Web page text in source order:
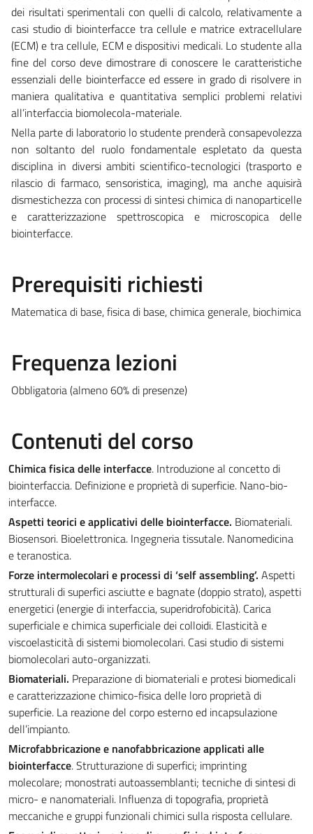
dei risultati sperimentali con quelli di calcolo, relativamente a
casi studio di biointerfacce tra cellule e matrice extracellulare
(ECM) e tra cellule, ECM e dispositivi medicali. Lo studente alla
fine del corso deve dimostrare di conoscere le caratteristiche
essenziali delle biointerfacce ed essere in grado di risolvere in
maniera qualitativa e quantitativa semplici problemi relativi
all’interfaccia biomolecola-materiale.
Nella parte di laboratorio lo studente prenderà consapevolezza
non soltanto del ruolo fondamentale espletato da questa
disciplina in diversi ambiti scientifico-tecnologici (trasporto e
rilascio di farmaco, sensoristica, imaging), ma anche aquisirà
dismestichezza con processi di sintesi chimica di nanoparticelle
e caratterizzazione spettroscopica e microscopica delle
biointerfacce.
Prerequisiti richiesti
Matematica di base, fisica di base, chimica generale, biochimica
Frequenza lezioni
Obbligatoria (almeno 60% di presenze)
Contenuti del corso
Chimica fisica delle interfacce. Introduzione al concetto di
biointerfaccia. Definizione e proprietà di superficie. Nano-bio-
interfacce.
Aspetti teorici e applicativi delle biointerfacce. Biomateriali.
Biosensori. Bioelettronica. Ingegneria tissutale. Nanomedicina
e teranostica.
Forze intermolecolari e processi di ‘self assembling’. Aspetti
strutturali di superfici asciutte e bagnate (doppio strato), aspetti
energetici (energie di interfaccia, superidrofobicità). Carica
superficiale e chimica superficiale dei colloidi. Elasticità e
viscoelasticità di sistemi biomolecolari. Casi studio di sistemi
biomolecolari auto-organizzati.
Biomateriali. Preparazione di biomateriali e protesi biomedicali
e caratterizzazione chimico-fisica delle loro proprietà di
superficie. La reazione del corpo esterno ed incapsulazione
dell’impianto.
Microfabbricazione e nanofabbricazione applicati alle
biointerfacce. Strutturazione di superfici; imprinting
molecolare; monostrati autoassemblanti; tecniche di sintesi di
micro- e nanomateriali. Influenza di topografia, proprietà
meccaniche e gruppi funzionali chimici sulla risposta cellulare.